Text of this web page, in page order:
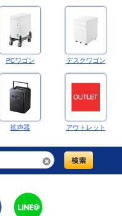
PCワゴン デスクワゴン
拡声器 アウトレット